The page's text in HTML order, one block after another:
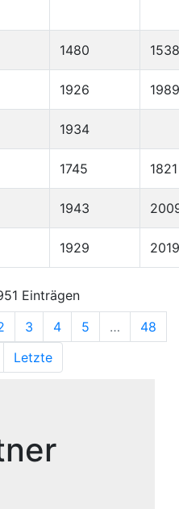
1480 1538
1926 1989
1934
1745 1821
1943
1929 2019
Einträgen
3 4 5 …
48
Letzte